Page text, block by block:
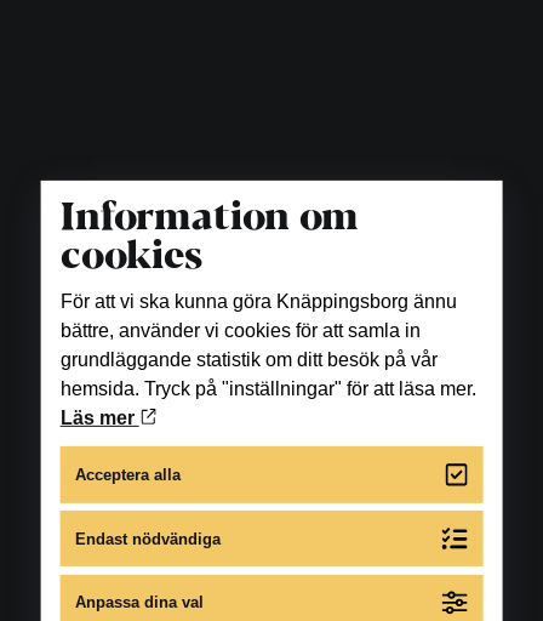
Öppettider
Information om
cookies
För att vi ska kunna göra Knäppingsborg ännu
bättre, använder vi cookies för att samla in
grundläggande statistik om ditt besök på vår
hemsida. Tryck på "inställningar" för att läsa mer.
Läs mer
Acceptera alla
Endast nödvändiga
Anpassa dina val